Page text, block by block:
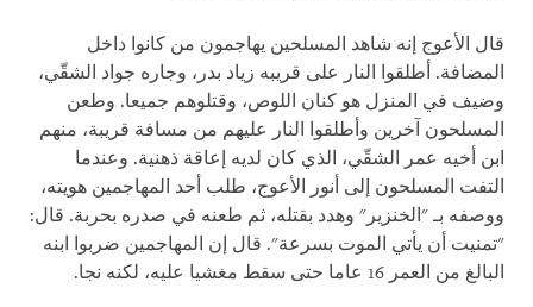
قال الأعوج إنه شاهد المسلحين يهاجمون من كانوا داخل
المضافة. أطلقوا النار على قريبه زياد بدر، وجاره جواد الشقّي،
وضيف في المنزل هو كنان اللوص، وقتلوهم جميعا. وطعن
المسلحون آخرين وأطلقوا النار عليهم من مسافة قريبة، منهم
ابن أخيه عمر الشقّي، الذي كان لديه إعاقة ذهنية. وعندما
التفت المسلحون إلى أنور الأعوج، طلب أحد المهاجمين هويته،
ووصفه بـ "الخنزير" وهدد بقتله، ثم طعنه في صدره بحربة. قال:
"تمنيت أن يأتي الموت بسرعة". قال إن المهاجمين ضربوا ابنه
البالغ من العمر 16 عاما حتى سقط مغشيا عليه، لكنه نجا.